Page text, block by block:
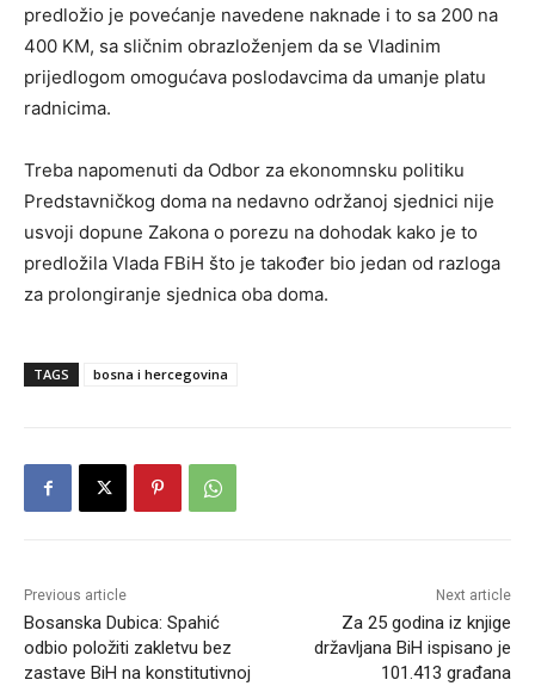
predložio je povećanje navedene naknade i to sa 200 na
400 KM, sa sličnim obrazloženjem da se Vladinim
prijedlogom omogućava poslodavcima da umanje platu
radnicima.
Treba napomenuti da Odbor za ekonomnsku politiku
Predstavničkog doma na nedavno održanoj sjednici nije
usvoji dopune Zakona o porezu na dohodak kako je to
predložila Vlada FBiH što je također bio jedan od razloga
za prolongiranje sjednica oba doma.
TAGS bosna i hercegovina
Previous article
Bosanska Dubica: Spahić
odbio položiti zakletvu bez
zastave BiH na konstitutivnoj
Next article
Za 25 godina iz knjige
državljana BiH ispisano je
101.413 građana